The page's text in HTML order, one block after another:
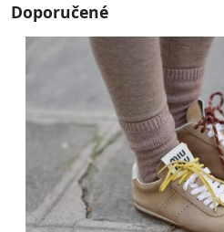
Doporučené